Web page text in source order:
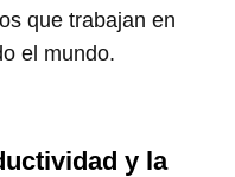
que trabajan en
el mundo.
y la